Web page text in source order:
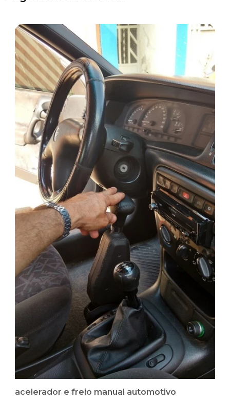
acelerador e freio manual automotivo